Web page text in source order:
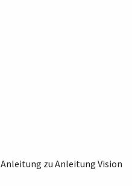
zu Anleitung Vision